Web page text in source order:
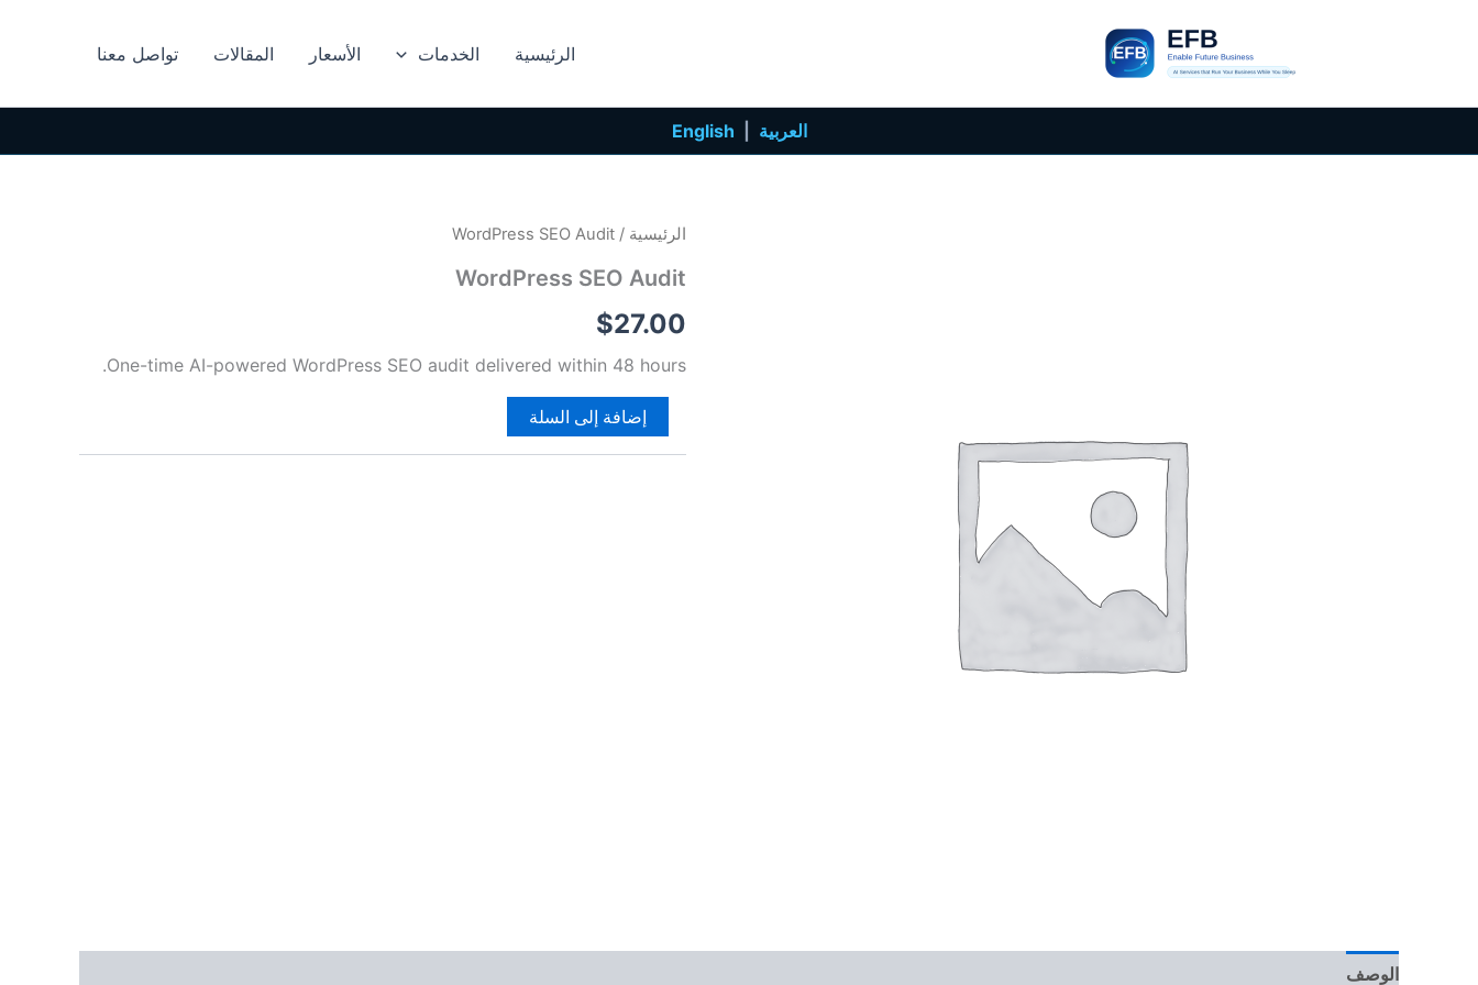
الرئيسية الخدمات الأسعار المقالات تواصل معنا
العربية English
الرئيسية / WordPress SEO Audit
WordPress SEO Audit
$27.00
One-time AI-powered WordPress SEO audit delivered within 48 hours.
كمية
SEO
إضافة إلى السلة
الوصف